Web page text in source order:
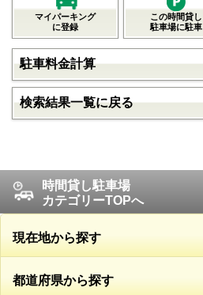
マイパーキング
に登録
この時間貸し
駐車場に駐車
駐車料金計算
検索結果一覧に戻る
時間貸し駐車場
カテゴリーTOPへ
現在地から探す
都道府県から探す